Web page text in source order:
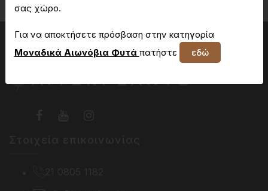
σας χώρο.
Για να αποκτήσετε πρόσβαση στην κατηγορία
Μοναδικά Αιωνόβια Φυτά πατήστε εδώ